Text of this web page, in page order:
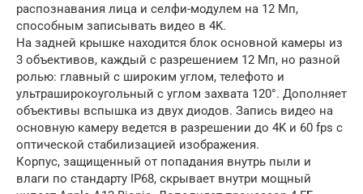
распознавания лица и селфи-модулем на 12 Мп,
способным записывать видео в 4K.
На задней крышке находится блок основной камеры из
3 объективов, каждый с разрешением 12 Мп, но разной
ролью: главный с широким углом, телефото и
ультраширокоугольный с углом захвата 120°. Дополняет
объективы вспышка из двух диодов. Запись видео на
основную камеру ведется в разрешении до 4K и 60 fps с
оптической стабилизацией изображения.
Корпус, защищенный от попадания внутрь пыли и
влаги по стандарту IP68, скрывает внутри мощный